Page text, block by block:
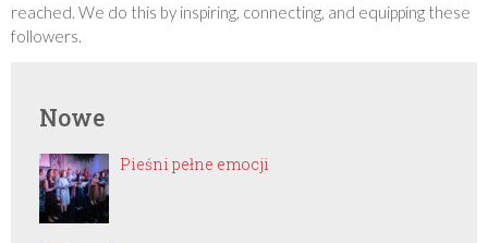
reached. We do this by inspiring, connecting, and equipping these
followers.
Nowe
Pieśni pełne emocji